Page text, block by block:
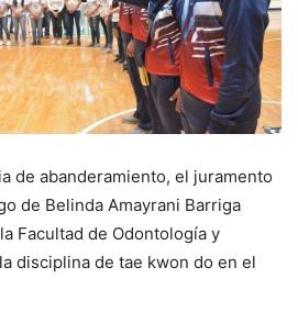
de abanderamiento, el juramento
de Belinda Amayrani Barriga
Facultad de Odontología y
disciplina de tae kwon do en el